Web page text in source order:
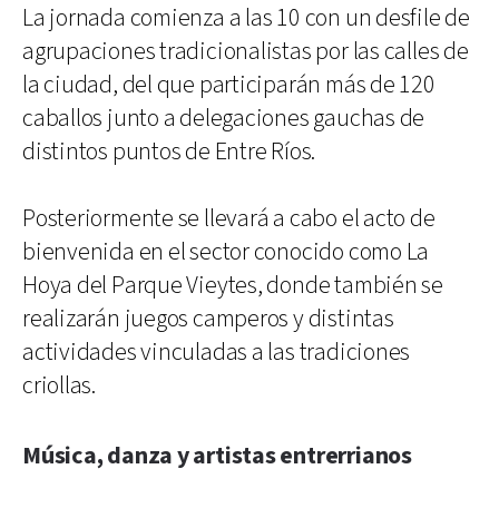
La jornada comienza a las 10 con un desfile de
agrupaciones tradicionalistas por las calles de
la ciudad, del que participarán más de 120
caballos junto a delegaciones gauchas de
distintos puntos de Entre Ríos.
Posteriormente se llevará a cabo el acto de
bienvenida en el sector conocido como La
Hoya del Parque Vieytes, donde también se
realizarán juegos camperos y distintas
actividades vinculadas a las tradiciones
criollas.
Música, danza y artistas entrerrianos